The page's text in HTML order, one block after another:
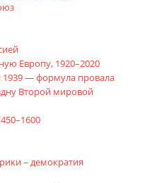
Европу, 1920–2020
1939 — формула провала
Второй мировой
– демократия